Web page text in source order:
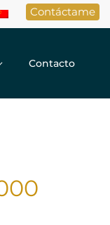
Contáctame
Contacto